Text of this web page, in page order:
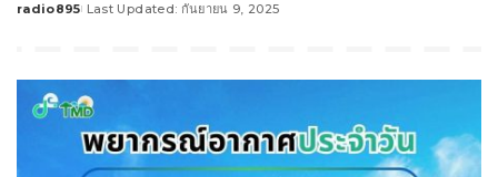
Posted
radio895 Last Updated: กันยายน 9, 2025